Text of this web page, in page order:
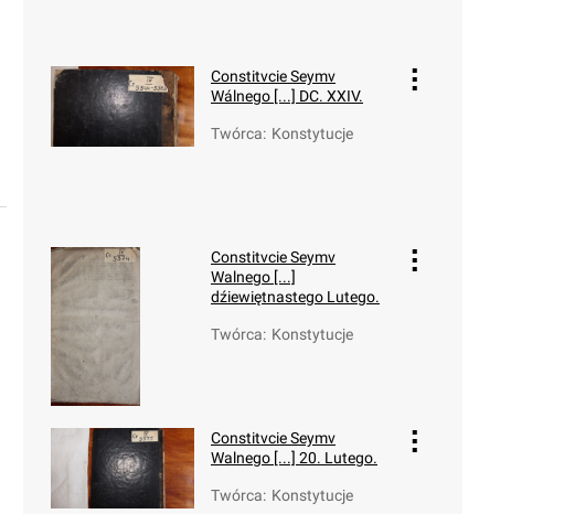
Constitvcie Seymv
Wálnego [...] DC. XXIV.
Twórca: Konstytucje
Constitvcie Seymv
Walnego [...]
dźiewiętnastego Lutego.
Twórca: Konstytucje
Constitvcie Seymv
Walnego [...] 20. Lutego.
Twórca: Konstytucje